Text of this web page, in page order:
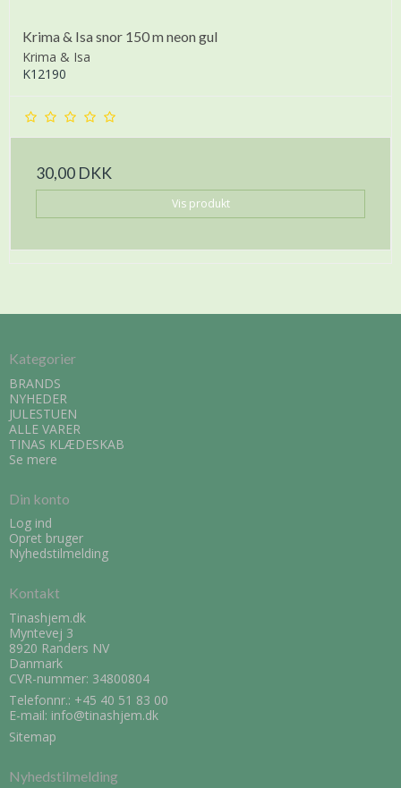
Krima & Isa snor 150 m neon gul
Krima & Isa
K12190
30,00 DKK
Vis produkt
Kategorier
BRANDS
NYHEDER
JULESTUEN
ALLE VARER
TINAS KLÆDESKAB
Se mere
Din konto
Log ind
Opret bruger
Nyhedstilmelding
Kontakt
Tinashjem.dk
Myntevej 3
8920 Randers NV
Danmark
CVR-nummer: 34800804
Telefonnr.: +45 40 51 83 00
E-mail: info@tinashjem.dk
Sitemap
Nyhedstilmelding